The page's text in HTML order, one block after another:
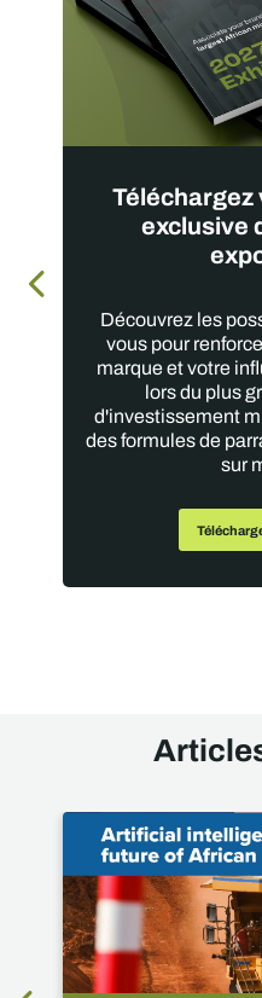
exclusive
Découvrez les
vous pour
marque et votre
lors du plus
d'investissement
des formules de
sur